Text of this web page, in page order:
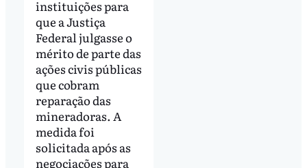
instituições para
que a Justiça
Federal julgasse o
mérito de parte das
ações civis públicas
que cobram
reparação das
mineradoras. A
medida foi
solicitada após as
negociações para